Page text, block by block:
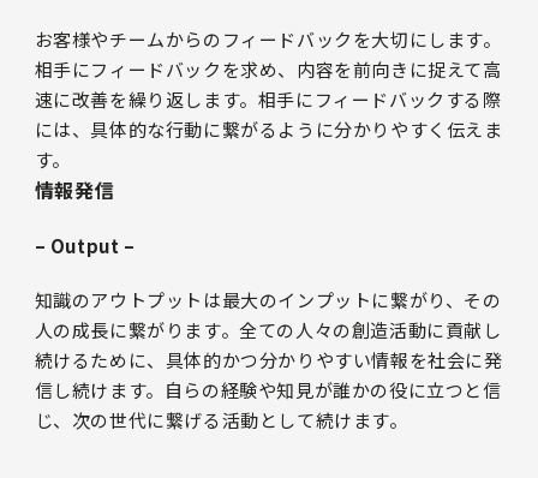
お客様やチームからのフィードバックを大切にします。
相手にフィードバックを求め、内容を前向きに捉えて高
速に改善を繰り返します。相手にフィードバックする際
には、具体的な行動に繋がるように分かりやすく伝えま
す。
情報発信
– Output –
知識のアウトプットは最大のインプットに繋がり、その
人の成長に繋がります。全ての人々の創造活動に貢献し
続けるために、具体的かつ分かりやすい情報を社会に発
信し続けます。自らの経験や知見が誰かの役に立つと信
じ、次の世代に繋げる活動として続けます。